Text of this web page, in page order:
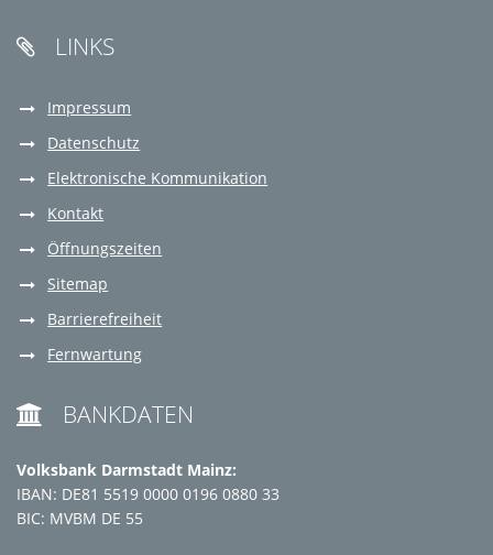
 LINKS
Impressum
Datenschutz
Elektronische Kommunikation
Kontakt
Öffnungszeiten
Sitemap
Barrierefreiheit
Fernwartung
 BANKDATEN
Volksbank Darmstadt Mainz:
IBAN: DE81 5519 0000 0196 0880 33
BIC: MVBM DE 55